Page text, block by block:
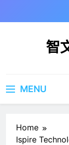
智
MENU
Home
Ispire